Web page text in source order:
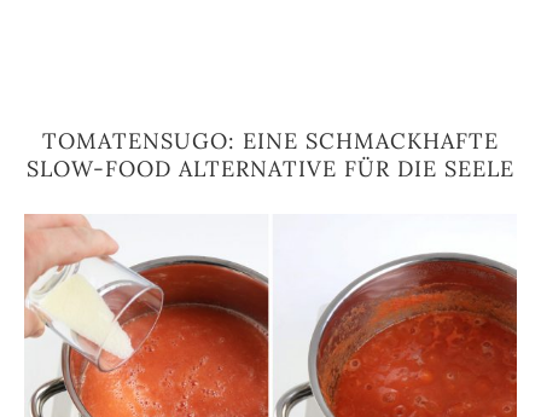
TOMATENSUGO: EINE SCHMACKHAFTE
SLOW-FOOD ALTERNATIVE FÜR DIE SEELE